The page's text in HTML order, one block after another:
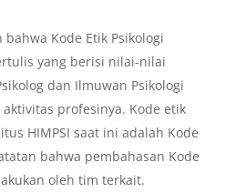
bahwa Kode Etik Psikologi
yang berisi nilai-nilai
dan Ilmuwan Psikologi
profesinya. Kode etik
HIMPSI saat ini adalah Kode
bahwa pembahasan Kode
oleh tim terkait.